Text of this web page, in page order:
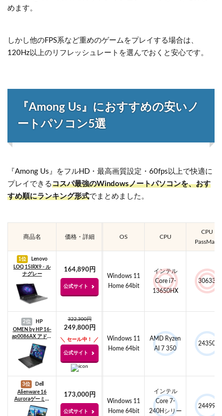
めます。
しかし他のFPS系など重めのゲームをプレイする場合は、
120Hz以上のリフレッシュレートを選んでおくと安心です。
『Among Us』におすすめの安いノ
ートパソコン5選
『Among Us』をフルHD・最高画質設定・60fps以上で快適に
プレイできるコスパ最強のWindowsノートパソコンを、おす
すめ順にランキング形式でまとめました。
商品名 価格・詳細 OS CPU
CPU
PassMark
1位
Lenovo
LOQ 15IRX9 - ル
ナグレー
164,890円
公式サイト
Windows 11
Home 64bit
インテル
Core i7-
13650HX
30633
2位
HP
OMEN by HP 16-
ap0086AX アドバ
ンスモデル
322,300円
249,800円
セール中！
公式サイト
Windows 11
Home 64bit
AMD Ryzen
AI 7 350
24350
3位
Dell
Alienware 16
Auroraゲーミン
グ ノートパソコ
ン
173,000円
公式サイト
Windows 11
Home 64bit
インテル
Core 7-
240Hシリー
24499